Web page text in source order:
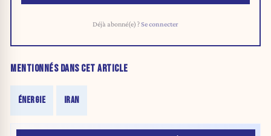
Déjà abonné(e) ?Se connecter
MENTIONNÉS DANS CET ARTICLE
ÉNERGIE IRAN